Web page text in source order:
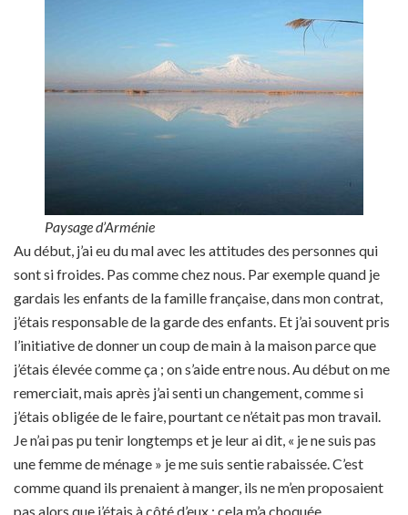
Paysage d’Arménie
Au début, j’ai eu du mal avec les attitudes des personnes qui
sont si froides. Pas comme chez nous. Par exemple quand je
gardais les enfants de la famille française, dans mon contrat,
j’étais responsable de la garde des enfants. Et j’ai souvent pris
l’initiative de donner un coup de main à la maison parce que
j’étais élevée comme ça ; on s’aide entre nous. Au début on me
remerciait, mais après j’ai senti un changement, comme si
j’étais obligée de le faire, pourtant ce n’était pas mon travail.
Je n’ai pas pu tenir longtemps et je leur ai dit, « je ne suis pas
une femme de ménage » je me suis sentie rabaissée. C’est
comme quand ils prenaient à manger, ils ne m’en proposaient
pas alors que j’étais à côté d’eux ; cela m’a choquée.